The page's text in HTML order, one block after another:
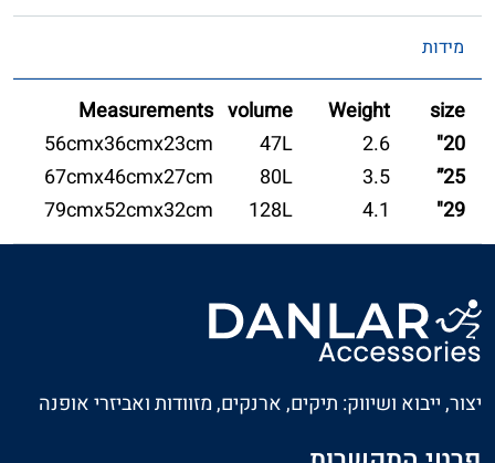
מידות
size
Weight
volume
Measurements
20"
2.6
47L
56cmx36cmx23cm
25”
3.5
80L
67cmx46cmx27cm
29"
4.1
128L
79cmx52cmx32cm
יצור, ייבוא ושיווק: תיקים, ארנקים, מזוודות ואביזרי אופנה